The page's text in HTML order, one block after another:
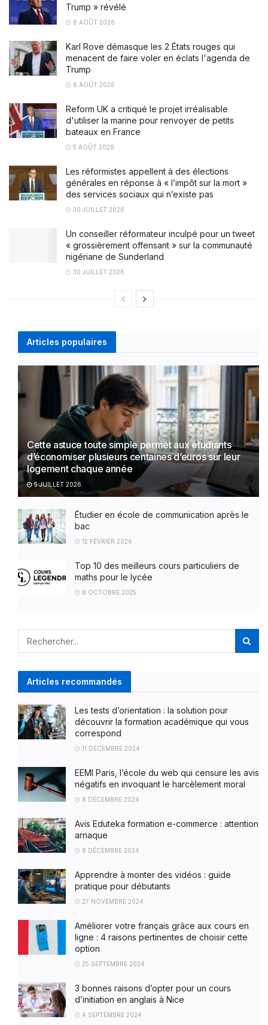
Trump » révélé
6 AOÛT 2026
Karl Rove démasque les 2 États rouges qui
menacent de faire voler en éclats l'agenda de
Trump
6 AOÛT 2026
Reform UK a critiqué le projet irréalisable
d'utiliser la marine pour renvoyer de petits
bateaux en France
5 AOÛT 2026
Les réformistes appellent à des élections
générales en réponse à « l’impôt sur la mort »
des services sociaux qui n’existe pas
30 JUILLET 2026
Un conseiller réformateur inculpé pour un tweet
« grossièrement offensant » sur la communauté
nigériane de Sunderland
30 JUILLET 2026
Articles populaires
Cette astuce toute simple permet aux étudiants
d’économiser plusieurs centaines d’euros sur leur
logement chaque année
5 JUILLET 2026
Étudier en école de communication après le
bac
12 FÉVRIER 2026
Top 10 des meilleurs cours particuliers de
maths pour le lycée
8 OCTOBRE 2025
Articles recommandés
Les tests d’orientation : la solution pour
découvrir la formation académique qui vous
correspond
11 DÉCEMBRE 2024
EEMI Paris, l’école du web qui censure les avis
négatifs en invoquant le harcèlement moral
8 DÉCEMBRE 2024
Avis Eduteka formation e-commerce : attention
arnaque
8 DÉCEMBRE 2024
Apprendre à monter des vidéos : guide
pratique pour débutants
27 NOVEMBRE 2024
Améliorer votre français grâce aux cours en
ligne : 4 raisons pertinentes de choisir cette
option
25 SEPTEMBRE 2024
3 bonnes raisons d’opter pour un cours
d’initiation en anglais à Nice
4 SEPTEMBRE 2024